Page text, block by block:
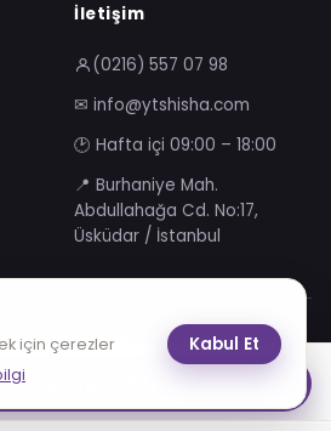
İletişim
(0216) 557 07 98
✉ info@ytshisha.com
🕑 Hafta içi 09:00 – 18:00
📍 Burhaniye Mah.
Abdullahağa Cd. No:17,
Üsküdar / İstanbul
Gizlilik Sözleşmesi
Metni
Çerez Politikası
için çerezler
Kabul Et